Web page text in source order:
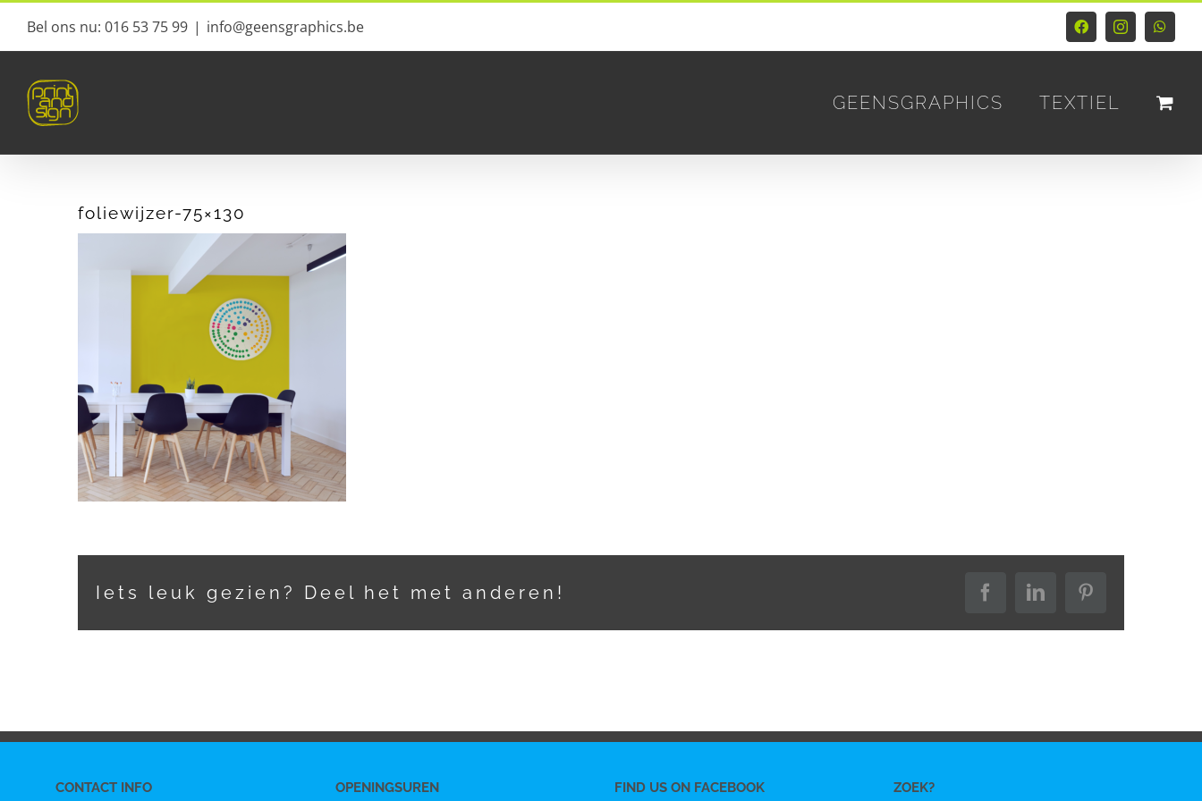
Ga
Bel ons nu: 016 53 75 99 | info@geensgraphics.be FacebookInstagram
GEENSGRAPHICS TEXTIEL
foliewijzer-75×130
Iets leuk gezien? Deel het met anderen! FacebookLinkedInPinterest
CONTACT INFO OPENINGSUREN FIND US ON FACEBOOK ZOEK?